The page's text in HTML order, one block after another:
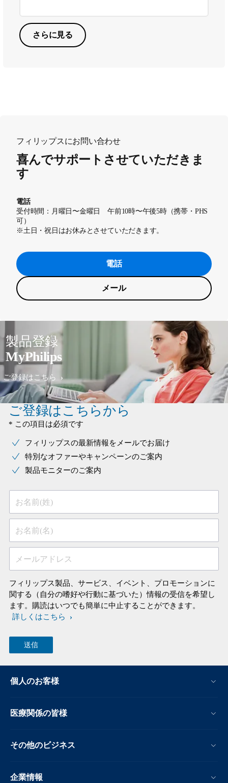
さらに見る
フィリップスにお問い合わせ
喜んでサポートさせていただきま
す
電話
受付時間：月曜日〜金曜日 午前10時〜午後5時（携帯・PHS
可）
※土日・祝日はお休みとさせていただきます。
電話
メール
製品登録
MyPhilips
ご登録はこちら
ご登録はこちらから
* この項目は必須です
フィリップスの最新情報をメールでお届け
特別なオファーやキャンペーンのご案内
製品モニターのご案内
お名前(姓)
お名前(名)
メールアドレス
フィリップス製品、サービス、イベント、プロモーションに
関する（自分の嗜好や行動に基づいた）情報の受信を希望し
ます。購読はいつでも簡単に中止することができます。
詳しくはこちら
個人のお客様
医療関係の皆様
その他のビジネス
企業情報